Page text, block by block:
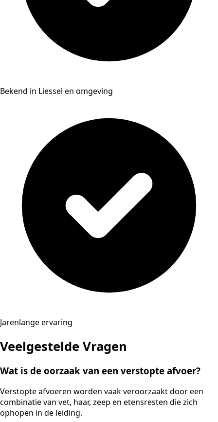
Bekend in Liessel en omgeving
Jarenlange ervaring
Veelgestelde Vragen
Wat is de oorzaak van een verstopte afvoer?
Verstopte afvoeren worden vaak veroorzaakt door een
combinatie van vet, haar, zeep en etensresten die zich
ophopen in de leiding.